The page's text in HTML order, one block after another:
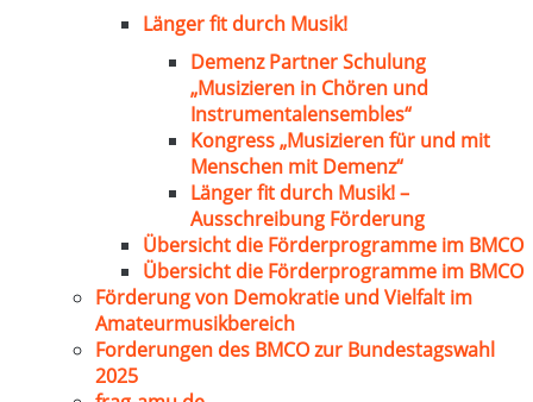
Länger fit durch Musik!
Demenz Partner Schulung
„Musizieren in Chören und
Instrumentalensembles“
Kongress „Musizieren für und mit
Menschen mit Demenz“
Länger fit durch Musik! –
Ausschreibung Förderung
Übersicht die Förderprogramme im BMCO
Übersicht die Förderprogramme im BMCO
Förderung von Demokratie und Vielfalt im
Amateurmusikbereich
Forderungen des BMCO zur Bundestagswahl
2025